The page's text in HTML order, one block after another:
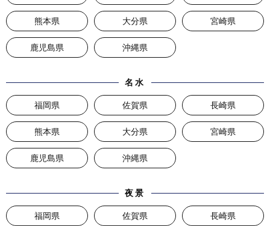
熊本県 大分県 宮崎県
鹿児島県 沖縄県
名水
福岡県 佐賀県 長崎県
熊本県 大分県 宮崎県
鹿児島県 沖縄県
夜景
福岡県 佐賀県 長崎県